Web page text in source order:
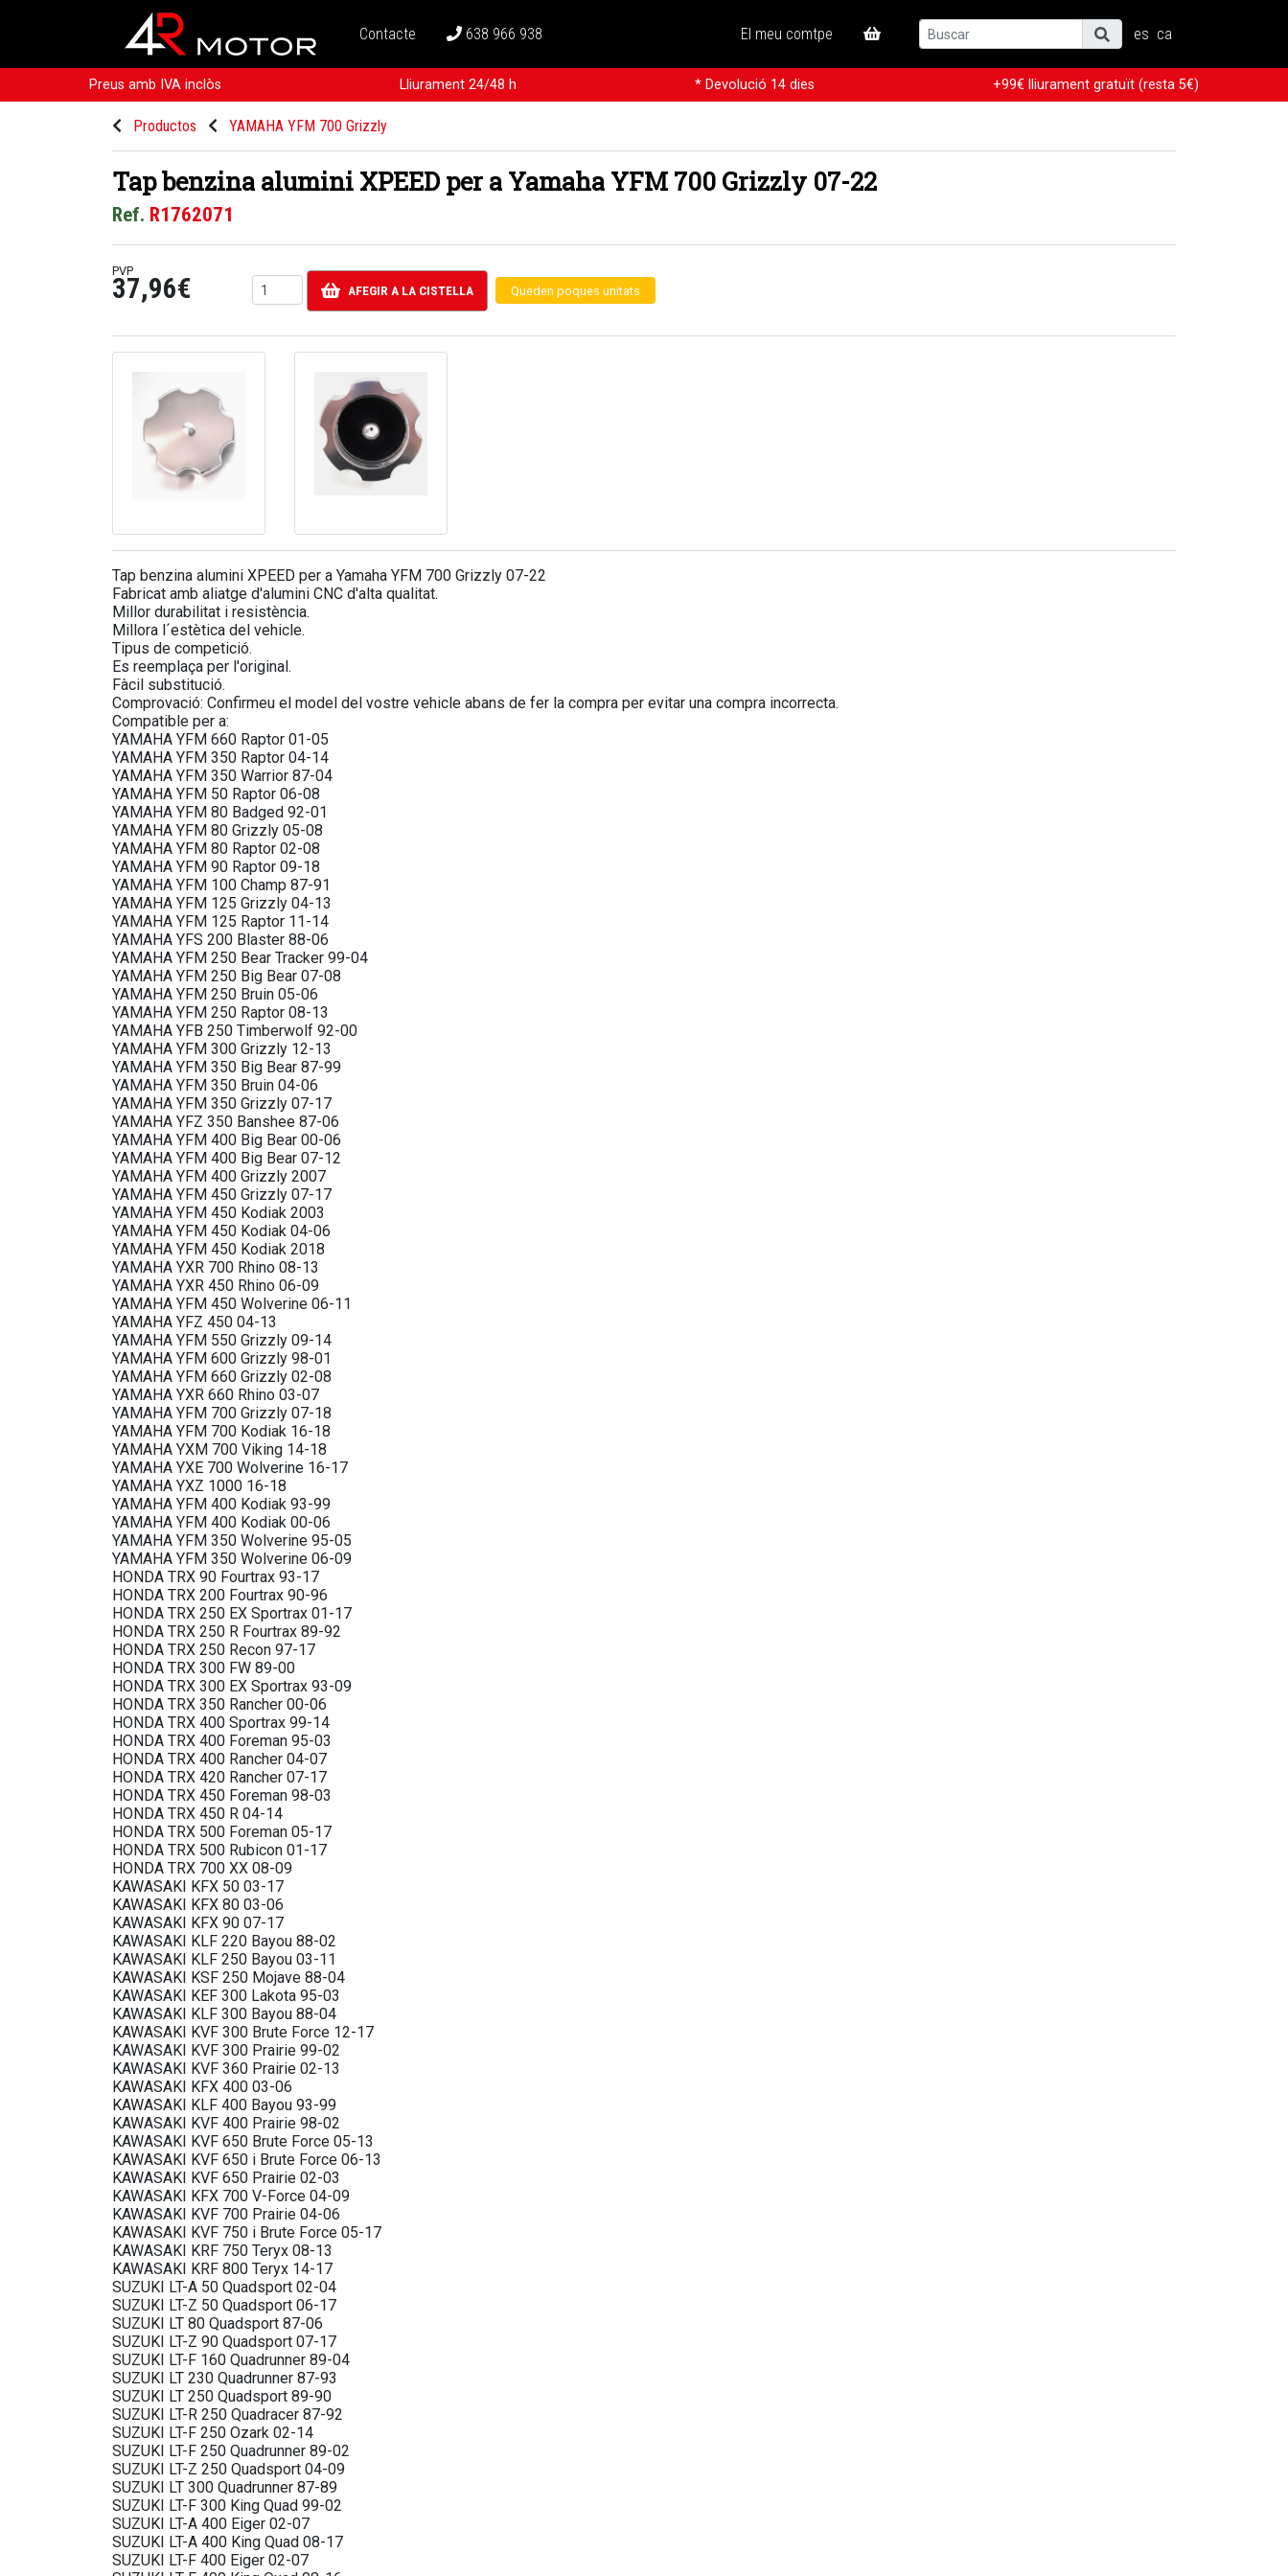
Contacte 638 966 938 El meu comtpe es ca
Preus amb IVA inclòs Lliurament 24/48 h * Devolució 14 dies +99€ lliurament gratuït (resta 5€)
Productos YAMAHA YFM 700 Grizzly
Tap benzina alumini XPEED per a Yamaha YFM 700 Grizzly 07-22
Ref. R1762071
PVP
37,96€ AFEGIR A LA CISTELLA Queden poques unitats
Tap benzina alumini XPEED per a Yamaha YFM 700 Grizzly 07-22
Fabricat amb aliatge d'alumini CNC d'alta qualitat.
Millor durabilitat i resistència.
Millora l´estètica del vehicle.
Tipus de competició.
Es reemplaça per l'original.
Fàcil substitució.
Comprovació: Confirmeu el model del vostre vehicle abans de fer la compra per evitar una compra incorrecta.
Compatible per a:
YAMAHA YFM 660 Raptor 01-05
YAMAHA YFM 350 Raptor 04-14
YAMAHA YFM 350 Warrior 87-04
YAMAHA YFM 50 Raptor 06-08
YAMAHA YFM 80 Badged 92-01
YAMAHA YFM 80 Grizzly 05-08
YAMAHA YFM 80 Raptor 02-08
YAMAHA YFM 90 Raptor 09-18
YAMAHA YFM 100 Champ 87-91
YAMAHA YFM 125 Grizzly 04-13
YAMAHA YFM 125 Raptor 11-14
YAMAHA YFS 200 Blaster 88-06
YAMAHA YFM 250 Bear Tracker 99-04
YAMAHA YFM 250 Big Bear 07-08
YAMAHA YFM 250 Bruin 05-06
YAMAHA YFM 250 Raptor 08-13
YAMAHA YFB 250 Timberwolf 92-00
YAMAHA YFM 300 Grizzly 12-13
YAMAHA YFM 350 Big Bear 87-99
YAMAHA YFM 350 Bruin 04-06
YAMAHA YFM 350 Grizzly 07-17
YAMAHA YFZ 350 Banshee 87-06
YAMAHA YFM 400 Big Bear 00-06
YAMAHA YFM 400 Big Bear 07-12
YAMAHA YFM 400 Grizzly 2007
YAMAHA YFM 450 Grizzly 07-17
YAMAHA YFM 450 Kodiak 2003
YAMAHA YFM 450 Kodiak 04-06
YAMAHA YFM 450 Kodiak 2018
YAMAHA YXR 700 Rhino 08-13
YAMAHA YXR 450 Rhino 06-09
YAMAHA YFM 450 Wolverine 06-11
YAMAHA YFZ 450 04-13
YAMAHA YFM 550 Grizzly 09-14
YAMAHA YFM 600 Grizzly 98-01
YAMAHA YFM 660 Grizzly 02-08
YAMAHA YXR 660 Rhino 03-07
YAMAHA YFM 700 Grizzly 07-18
YAMAHA YFM 700 Kodiak 16-18
YAMAHA YXM 700 Viking 14-18
YAMAHA YXE 700 Wolverine 16-17
YAMAHA YXZ 1000 16-18
YAMAHA YFM 400 Kodiak 93-99
YAMAHA YFM 400 Kodiak 00-06
YAMAHA YFM 350 Wolverine 95-05
YAMAHA YFM 350 Wolverine 06-09
HONDA TRX 90 Fourtrax 93-17
HONDA TRX 200 Fourtrax 90-96
HONDA TRX 250 EX Sportrax 01-17
HONDA TRX 250 R Fourtrax 89-92
HONDA TRX 250 Recon 97-17
HONDA TRX 300 FW 89-00
HONDA TRX 300 EX Sportrax 93-09
HONDA TRX 350 Rancher 00-06
HONDA TRX 400 Sportrax 99-14
HONDA TRX 400 Foreman 95-03
HONDA TRX 400 Rancher 04-07
HONDA TRX 420 Rancher 07-17
HONDA TRX 450 Foreman 98-03
HONDA TRX 450 R 04-14
HONDA TRX 500 Foreman 05-17
HONDA TRX 500 Rubicon 01-17
HONDA TRX 700 XX 08-09
KAWASAKI KFX 50 03-17
KAWASAKI KFX 80 03-06
KAWASAKI KFX 90 07-17
KAWASAKI KLF 220 Bayou 88-02
KAWASAKI KLF 250 Bayou 03-11
KAWASAKI KSF 250 Mojave 88-04
KAWASAKI KEF 300 Lakota 95-03
KAWASAKI KLF 300 Bayou 88-04
KAWASAKI KVF 300 Brute Force 12-17
KAWASAKI KVF 300 Prairie 99-02
KAWASAKI KVF 360 Prairie 02-13
KAWASAKI KFX 400 03-06
KAWASAKI KLF 400 Bayou 93-99
KAWASAKI KVF 400 Prairie 98-02
KAWASAKI KVF 650 Brute Force 05-13
KAWASAKI KVF 650 i Brute Force 06-13
KAWASAKI KVF 650 Prairie 02-03
KAWASAKI KFX 700 V-Force 04-09
KAWASAKI KVF 700 Prairie 04-06
KAWASAKI KVF 750 i Brute Force 05-17
KAWASAKI KRF 750 Teryx 08-13
KAWASAKI KRF 800 Teryx 14-17
SUZUKI LT-A 50 Quadsport 02-04
SUZUKI LT-Z 50 Quadsport 06-17
SUZUKI LT 80 Quadsport 87-06
SUZUKI LT-Z 90 Quadsport 07-17
SUZUKI LT-F 160 Quadrunner 89-04
SUZUKI LT 230 Quadrunner 87-93
SUZUKI LT 250 Quadsport 89-90
SUZUKI LT-R 250 Quadracer 87-92
SUZUKI LT-F 250 Ozark 02-14
SUZUKI LT-F 250 Quadrunner 89-02
SUZUKI LT-Z 250 Quadsport 04-09
SUZUKI LT 300 Quadrunner 87-89
SUZUKI LT-F 300 King Quad 99-02
SUZUKI LT-A 400 Eiger 02-07
SUZUKI LT-A 400 King Quad 08-17
SUZUKI LT-F 400 Eiger 02-07